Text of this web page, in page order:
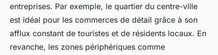
entreprises. Par exemple, le quartier du centre-ville
est idéal pour les commerces de détail grâce à son
afflux constant de touristes et de résidents locaux. En
revanche, les zones périphériques comme